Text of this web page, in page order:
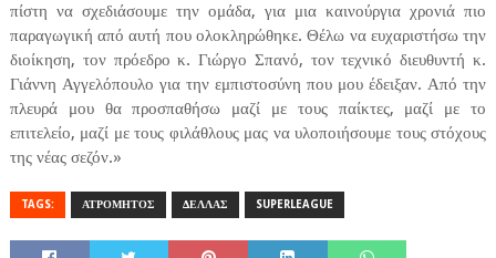
πίστη να σχεδιάσουμε την ομάδα, για μια καινούργια χρονιά πιο
παραγωγική από αυτή που ολοκληρώθηκε. Θέλω να ευχαριστήσω την
διοίκηση, τον πρόεδρο κ. Γιώργο Σπανό, τον τεχνικό διευθυντή κ.
Γιάννη Αγγελόπουλο για την εμπιστοσύνη που μου έδειξαν. Από την
πλευρά μου θα προσπαθήσω μαζί με τους παίκτες, μαζί με το
επιτελείο, μαζί με τους φιλάθλους μας να υλοποιήσουμε τους στόχους
της νέας σεζόν.»
TAGS: ΑΤΡΟΜΗΤΟΣ ΔΕΛΛΑΣ SUPERLEAGUE